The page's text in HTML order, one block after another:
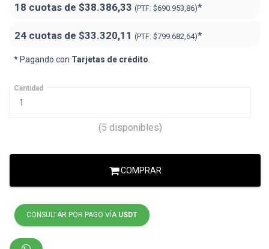
18 cuotas de $38.386,33 (PTF: $690.953,86)*
24 cuotas de $33.320,11 (PTF: $799.682,64)*
* Pagando con Tarjetas de crédito
Cantidad
(5 disponibles)
COMPRAR
CONSULTAR POR PAGO VÍA USDT